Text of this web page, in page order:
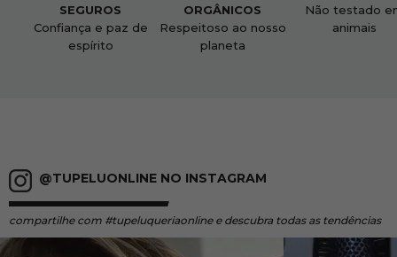
SEGUROS
Confiança e paz de
espírito
ORGÂNICOS
Respeitoso ao nosso
planeta
Não testado
animais
@TUPELUONLINE NO INSTAGRAM
compartilhe com #tupeluqueriaonline e descubra todas as tendências